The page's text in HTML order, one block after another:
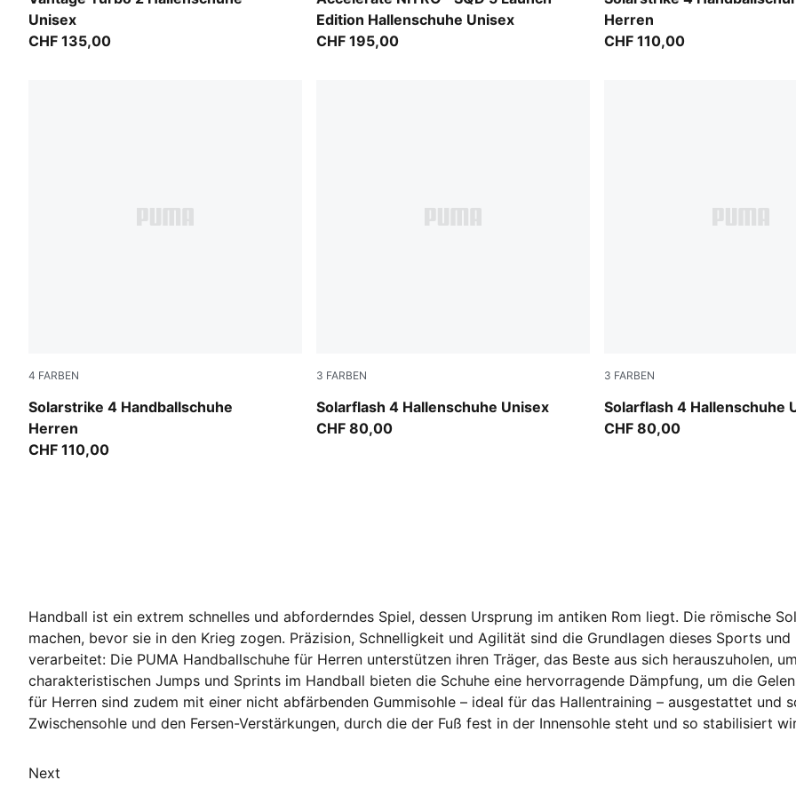
Unisex
CHF 135,00
Edition Hallenschuhe Unisex
CHF 195,00
Herren
CHF 110,00
4 FARBEN
Solarstrike 4 Handballschuhe
Herren
PUMA Team Royal-PUMA White-PUMA Black
CHF 110,00
3 FARBEN
Solarflash 4 Hallenschuhe Unisex
PUMA White-Puma Aged Silver
CHF 80,00
3 FARBEN
Solarflash 4 Hallenschuhe
PUMA Team Royal-PUMA
CHF 80,00
Handball ist ein extrem schnelles und abforderndes Spiel, dessen Ursprung im antiken Rom liegt. Die römische
machen, bevor sie in den Krieg zogen. Präzision, Schnelligkeit und Agilität sind die Grundlagen dieses Sports
verarbeitet: Die PUMA Handballschuhe für Herren unterstützen ihren Träger, das Beste aus sich herauszuholen,
charakteristischen Jumps und Sprints im Handball bieten die Schuhe eine hervorragende Dämpfung, um die
für Herren sind zudem mit einer nicht abfärbenden Gummisohle – ideal für das Hallentraining – ausgestattet
Zwischensohle und den Fersen-Verstärkungen, durch die der Fuß fest in der Innensohle steht und so stabilisiert
Next